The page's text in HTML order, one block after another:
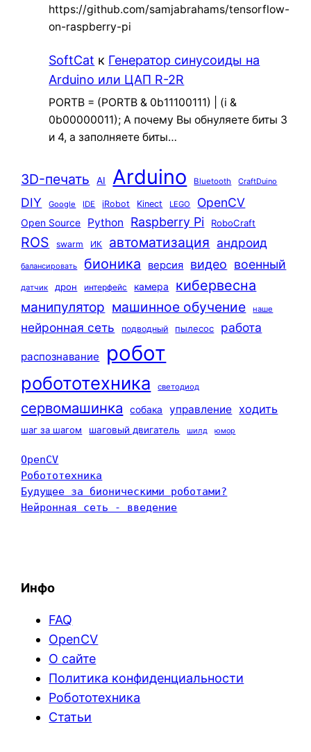
https://github.com/samjabrahams/tensorflow-
on-raspberry-pi
SoftCat к Генератор синусоиды на
Arduino или ЦАП R-2R
PORTB = (PORTB & 0b11100111) | (i &
0b00000011); А почему Вы обнуляете биты 3
и 4, а заполняете биты…
3D-печать AI Arduino Bluetooth CraftDuino
DIY Google IDE iRobot Kinect LEGO OpenCV
Open Source Python Raspberry Pi RoboCraft
ROS swarm ИК автоматизация андроид
балансировать бионика версия видео военный
датчик дрон интерфейс камера кибервесна
манипулятор машинное обучение наше
нейронная сеть подводный пылесос работа
распознавание робот
робототехника светодиод
сервомашинка собака управление ходить
шаг за шагом шаговый двигатель шилд юмор
OpenCV
Робототехника
Будущее за бионическими роботами?
Нейронная сеть - введение
Инфо
FAQ
OpenCV
О сайте
Политика конфиденциальности
Робототехника
Статьи